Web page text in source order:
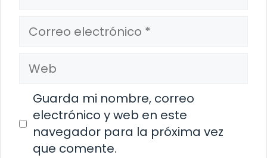
Correo
electrónico
Web
Guarda mi nombre, correo
electrónico y web en este
navegador para la próxima vez
que comente.